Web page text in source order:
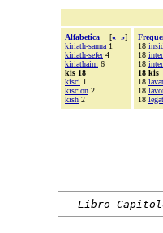
Alfabetica [« »]
kiriath-sanna 1
kiriath-sefer4
kiriathaim 6
kis 18
kisci 1
kiscion 2
kish 2
18
18
18
18 kis
18
18
18
Libro